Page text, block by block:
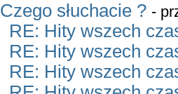
Czego słuchacie ? -
RE: Hity wszech
RE: Hity wszech
RE: Hity wszech